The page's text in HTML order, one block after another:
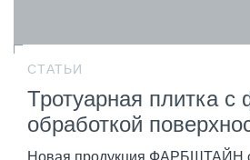
СТАТЬИ
Тротуарная плитка с
обработкой
Новая продукция ФАРБШТАЙН